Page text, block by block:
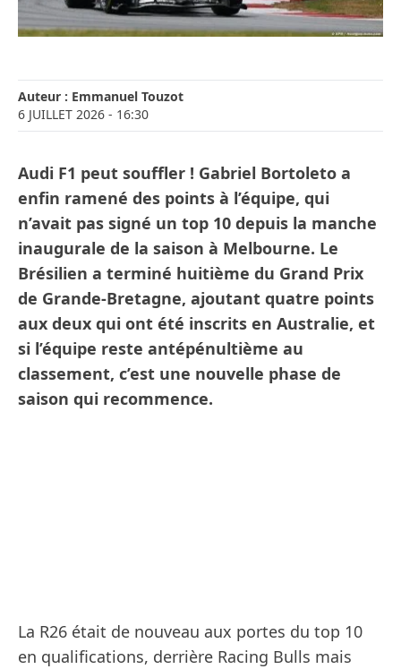
Auteur : Emmanuel Touzot
6 JUILLET 2026 - 16:30
Audi F1 peut souffler ! Gabriel Bortoleto a
enfin ramené des points à l’équipe, qui
n’avait pas signé un top 10 depuis la manche
inaugurale de la saison à Melbourne. Le
Brésilien a terminé huitième du Grand Prix
de Grande-Bretagne, ajoutant quatre points
aux deux qui ont été inscrits en Australie, et
si l’équipe reste antépénultième au
classement, c’est une nouvelle phase de
saison qui recommence.
La R26 était de nouveau aux portes du top 10
en qualifications, derrière Racing Bulls mais